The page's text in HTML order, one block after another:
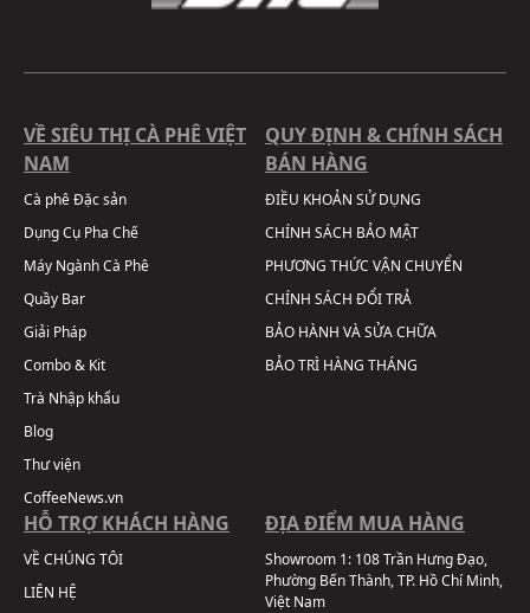
VỀ SIÊU THỊ CÀ PHÊ VIỆT
NAM
Cà phê Đặc sản
Dụng Cụ Pha Chế
Máy Ngành Cà Phê
Quầy Bar
Giải Pháp
Combo & Kit
Trà Nhập khẩu
Blog
Thư viện
CoffeeNews.vn
QUY ĐỊNH & CHÍNH SÁCH
BÁN HÀNG
ĐIỀU KHOẢN SỬ DỤNG
CHÍNH SÁCH BẢO MẬT
PHƯƠNG THỨC VẬN CHUYỂN
CHÍNH SÁCH ĐỔI TRẢ
BẢO HÀNH VÀ SỬA CHỮA
BẢO TRÌ HÀNG THÁNG
HỖ TRỢ KHÁCH HÀNG
VỀ CHÚNG TÔI
LIÊN HỆ
ĐỊA ĐIỂM MUA HÀNG
Showroom 1: 108 Trần Hưng Đạo,
Phường Bến Thành, TP. Hồ Chí Minh,
Việt Nam